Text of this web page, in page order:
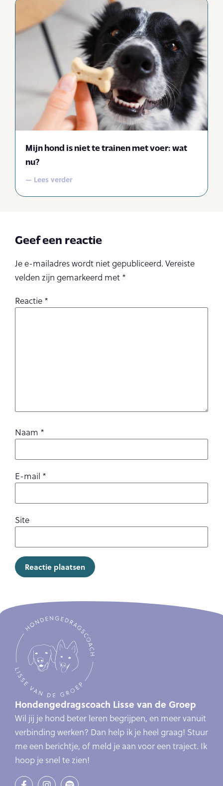
Mijn hond is niet te trainen met voer: wat
nu?
— Lees verder
Geef een reactie
Je e-mailadres wordt niet gepubliceerd. Vereiste
velden zijn gemarkeerd met *
Reactie *
Naam *
E-mail *
Site
Hondengedragscoach Lisse van de Groep
Wil jij je hond beter leren begrijpen, en meer vanuit
verbinding werken? Dan help ik je heel graag! Stuur
me een berichtje, of meld je aan voor een traject. Ik
hoop je snel te zien!